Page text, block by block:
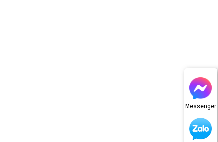
Messenger